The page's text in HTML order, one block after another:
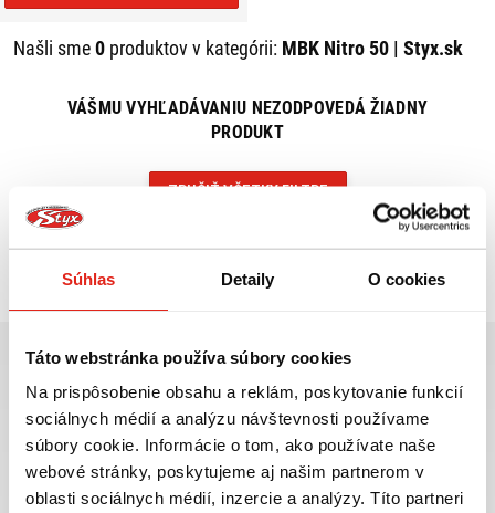
Súhlas Detaily O cookies
Táto webstránka používa súbory cookies
Na prispôsobenie obsahu a reklám, poskytovanie funkcií
sociálnych médií a analýzu návštevnosti používame
súbory cookie. Informácie o tom, ako používate naše
webové stránky, poskytujeme aj našim partnerom v
oblasti sociálnych médií, inzercie a analýzy. Títo partneri
Našli sme0 produktov v kategórii: MBK Nitro 50 | Styx.sk
VÁŠMU VYHĽADÁVANIU NEZODPOVEDÁ ŽIADNY
PRODUKT
ZRUŠIŤ VŠETKY FILTRE
Najväčší výber moto
príslušenstva ihneď k
odberu
Doprava ZADARMO pre
objednávky nad 50€ v rámci
SR